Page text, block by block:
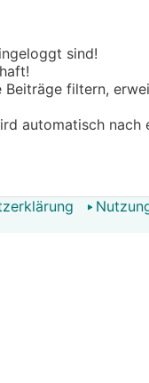
sind!
Beiträge filtern,
automatisch nach